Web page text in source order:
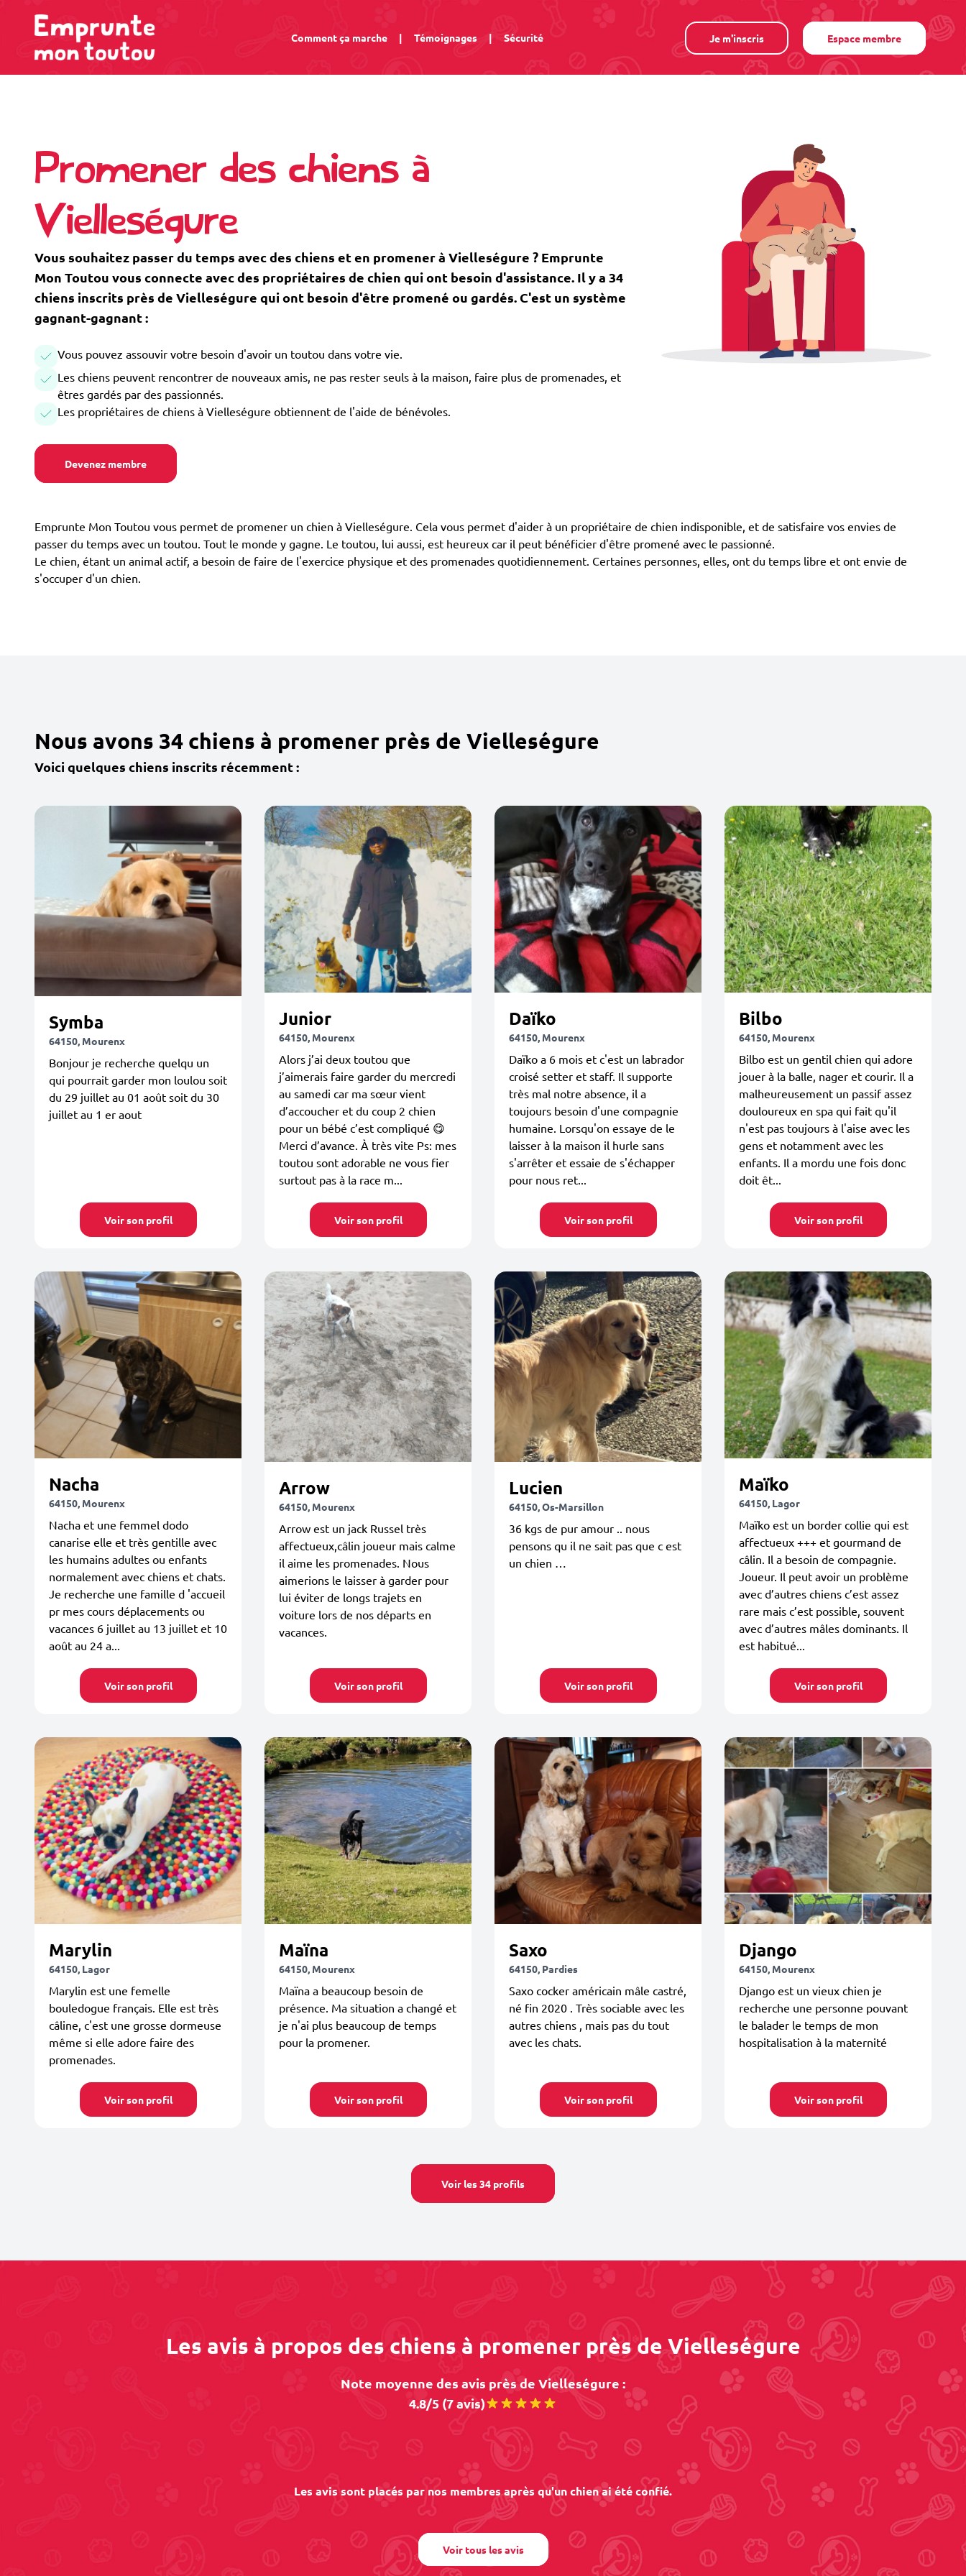
Comment ça marche | Témoignages | Sécurité Je m'inscris Espace membre
Promener des chiens à
Vielleségure
Vous souhaitez passer du temps avec des chiens et en promener à Vielleségure ? Emprunte
Mon Toutou vous connecte avec des propriétaires de chien qui ont besoin d'assistance. Il y a 34
chiens inscrits près de Vielleségure qui ont besoin d'être promené ou gardés. C'est un système
gagnant-gagnant :
Vous pouvez assouvir votre besoin d'avoir un toutou dans votre vie.
Les chiens peuvent rencontrer de nouveaux amis, ne pas rester seuls à la maison, faire plus de promenades, et
êtres gardés par des passionnés.
Les propriétaires de chiens à Vielleségure obtiennent de l'aide de bénévoles.
Devenez membre
Emprunte Mon Toutou vous permet de promener un chien à Vielleségure. Cela vous permet d'aider à un propriétaire de chien indisponible, et de satisfaire vos envies de
passer du temps avec un toutou. Tout le monde y gagne. Le toutou, lui aussi, est heureux car il peut bénéficier d'être promené avec le passionné.
Le chien, étant un animal actif, a besoin de faire de l'exercice physique et des promenades quotidiennement. Certaines personnes, elles, ont du temps libre et ont envie de
s'occuper d'un chien.
Nous avons 34 chiens à promener près de Vielleségure
Voici quelques chiens inscrits récemment :
Symba
64150, Mourenx
Bonjour je recherche quelqu un
qui pourrait garder mon loulou soit
du 29 juillet au 01 août soit du 30
juillet au 1 er aout
Voir son profil
Junior
64150, Mourenx
Alors j’ai deux toutou que
j’aimerais faire garder du mercredi
au samedi car ma sœur vient
d’accoucher et du coup 2 chien
pour un bébé c’est compliqué 😋
Merci d’avance. À très vite Ps: mes
toutou sont adorable ne vous fier
surtout pas à la race m...
Voir son profil
Daïko
64150, Mourenx
Daïko a 6 mois et c'est un labrador
croisé setter et staff. Il supporte
très mal notre absence, il a
toujours besoin d'une compagnie
humaine. Lorsqu'on essaye de le
laisser à la maison il hurle sans
s'arrêter et essaie de s'échapper
pour nous ret...
Voir son profil
Bilbo
64150, Mourenx
Bilbo est un gentil chien qui adore
jouer à la balle, nager et courir. Il a
malheureusement un passif assez
douloureux en spa qui fait qu'il
n'est pas toujours à l'aise avec les
gens et notamment avec les
enfants. Il a mordu une fois donc
doit êt...
Voir son profil
Nacha
64150, Mourenx
Nacha et une femmel dodo
canarise elle et très gentille avec
les humains adultes ou enfants
normalement avec chiens et chats.
Je recherche une famille d 'accueil
pr mes cours déplacements ou
vacances 6 juillet au 13 juillet et 10
août au 24 a...
Voir son profil
Arrow
64150, Mourenx
Arrow est un jack Russel très
affectueux,câlin joueur mais calme
il aime les promenades. Nous
aimerions le laisser à garder pour
lui éviter de longs trajets en
voiture lors de nos départs en
vacances.
Voir son profil
Lucien
64150, Os-Marsillon
36 kgs de pur amour .. nous
pensons qu il ne sait pas que c est
un chien …
Voir son profil
Maïko
64150, Lagor
Maïko est un border collie qui est
affectueux +++ et gourmand de
câlin. Il a besoin de compagnie.
Joueur. Il peut avoir un problème
avec d’autres chiens c’est assez
rare mais c’est possible, souvent
avec d’autres mâles dominants. Il
est habitué...
Voir son profil
Marylin
64150, Lagor
Marylin est une femelle
bouledogue français. Elle est très
câline, c'est une grosse dormeuse
même si elle adore faire des
promenades.
Voir son profil
Maïna
64150, Mourenx
Maïna a beaucoup besoin de
présence. Ma situation a changé et
je n'ai plus beaucoup de temps
pour la promener.
Voir son profil
Saxo
64150, Pardies
Saxo cocker américain mâle castré,
né fin 2020 . Très sociable avec les
autres chiens , mais pas du tout
avec les chats.
Voir son profil
Django
64150, Mourenx
Django est un vieux chien je
recherche une personne pouvant
le balader le temps de mon
hospitalisation à la maternité
Voir son profil
Voir les 34 profils
Les avis à propos des chiens à promener près de Vielleségure
Note moyenne des avis près de Vielleségure :
4.8/5 (7 avis)
Les avis sont placés par nos membres après qu'un chien ai été confié.
Voir tous les avis